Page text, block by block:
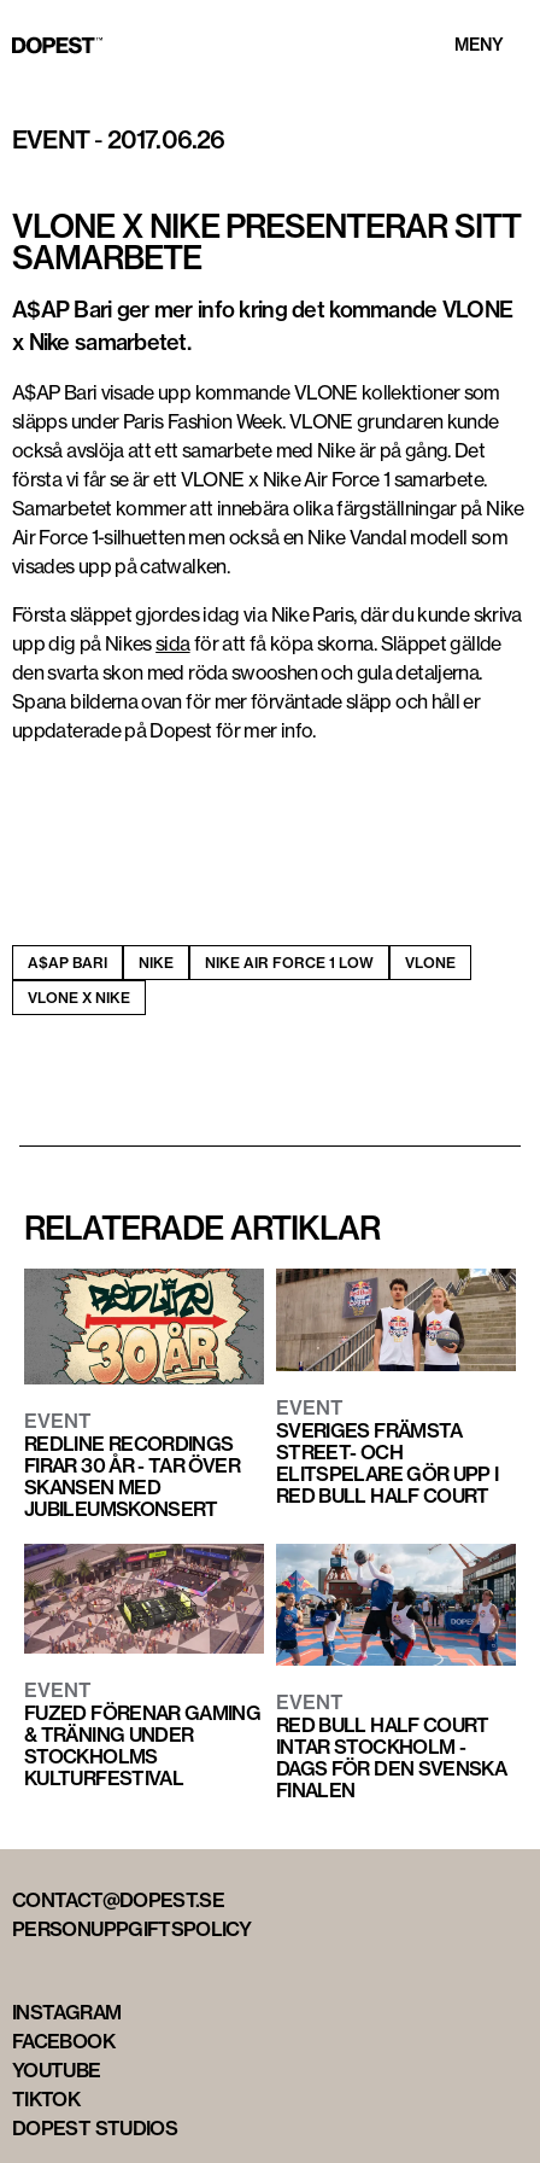
MENY
EVENT-2017.06.26
VLONE X NIKE PRESENTERAR SITT
SAMARBETE
A$AP Bari ger mer info kring det kommande VLONE
x Nike samarbetet.
A$AP Bari visade upp kommande VLONE kollektioner som
släpps under Paris Fashion Week. VLONE grundaren kunde
också avslöja att ett samarbete med Nike är på gång. Det
första vi får se är ett VLONE x Nike Air Force 1 samarbete.
Samarbetet kommer att innebära olika färgställningar på Nike
Air Force 1-silhuetten men också en Nike Vandal modell som
visades upp på catwalken.
Första släppet gjordes idag via Nike Paris, där du kunde skriva
upp dig på Nikessidaför att få köpa skorna. Släppet gällde
den svarta skon med röda swooshen och gula detaljerna.
Spana bilderna ovan för mer förväntade släpp och håll er
uppdaterade på Dopest för mer info.
A$AP BARI NIKE NIKE AIR FORCE 1 LOW
VLONE
VLONE X NIKE
RELATERADE ARTIKLAR
EVENT
REDLINE RECORDINGS
FIRAR 30 ÅR - TAR ÖVER
SKANSEN MED
JUBILEUMSKONSERT
EVENT
SVERIGES FRÄMSTA
STREET- OCH
ELITSPELARE GÖR UPP I
RED BULL HALF COURT
EVENT
FUZED FÖRENAR GAMING
& TRÄNING UNDER
STOCKHOLMS
KULTURFESTIVAL
EVENT
RED BULL HALF COURT
INTAR STOCKHOLM -
DAGS FÖR DEN SVENSKA
FINALEN
CONTACT@DOPEST.SE
PERSONUPPGIFTSPOLICY
INSTAGRAM
FACEBOOK
YOUTUBE
TIKTOK
DOPEST STUDIOS